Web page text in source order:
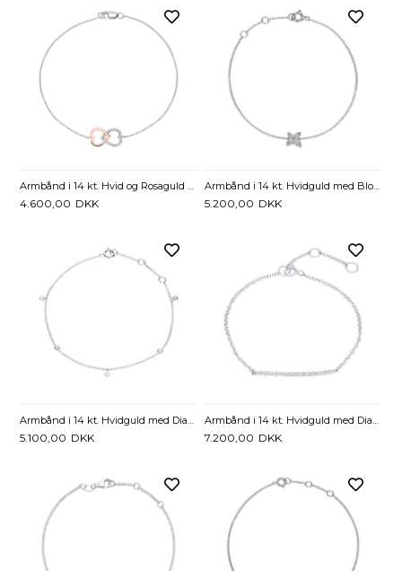
Armbånd i 14 kt. Hvid og Rosaguld med Hjerter og Diamanter 0,04 ct. - 19 cm
4.600,00 DKK
Armbånd i 14 kt. Hvidguld med Blomst og Diamanter - 0,11 ct.
5.200,00 DKK
5.100,00 DKK 7.200,00 DKK